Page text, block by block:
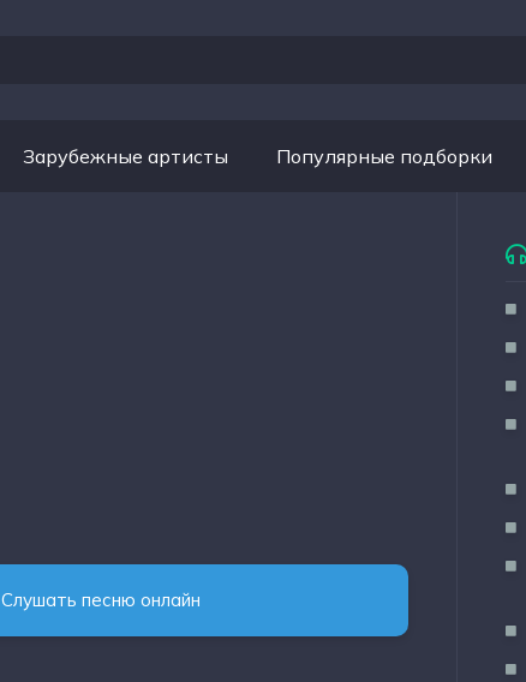
Зарубежные артисты Популярные подборки
Слушать песню онлайн